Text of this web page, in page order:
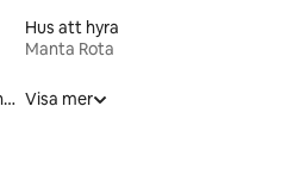
Hus att hyra
Manta Rota
Familjevänliga boenden att hyra Visa mer